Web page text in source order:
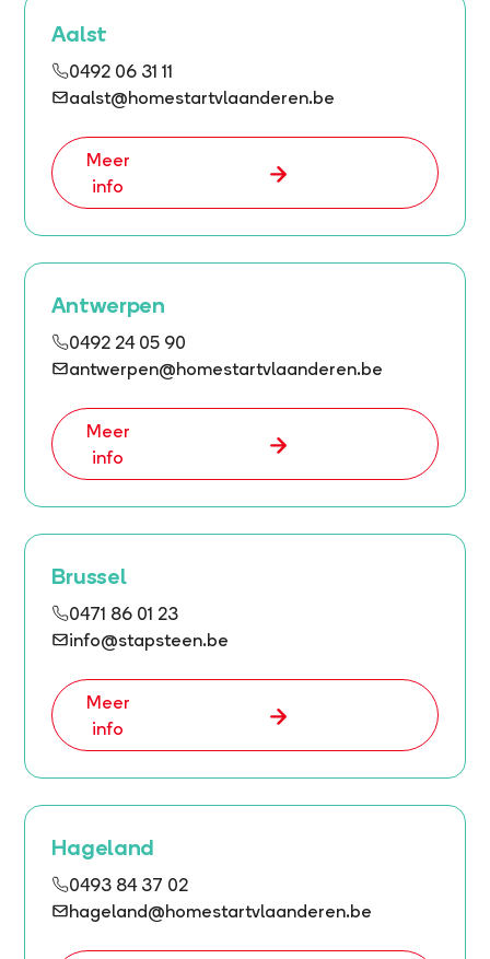
Aalst
0492 06 31 11
aalst@homestartvlaanderen.be
Meer
info
Antwerpen
0492 24 05 90
antwerpen@homestartvlaanderen.be
Meer
info
Brussel
0471 86 01 23
info@stapsteen.be
Meer
info
Hageland
0493 84 37 02
hageland@homestartvlaanderen.be